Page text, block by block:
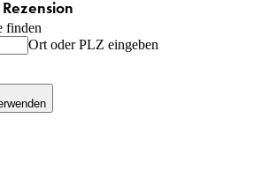
finden
Ort oder PLZ eingeben